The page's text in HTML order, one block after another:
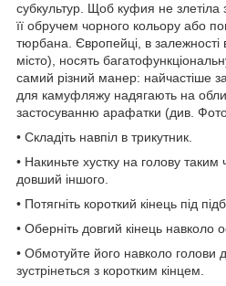
субкультур. Щоб куфия не злетіла
її обручем чорного кольору або
тюрбана. Європейці, в залежності
місто), носять
самий різний манер: найчастіше
для камуфляжу надягають на
застосуванню арафатки (див.
• Складіть навпіл в трикутник.
• Накиньте хустку на голову
довший іншого.
• Потягніть короткий кінець під
• Оберніть довгий кінець навколо
• Обмотуйте його навколо голови
зустрінеться з коротким кінцем.